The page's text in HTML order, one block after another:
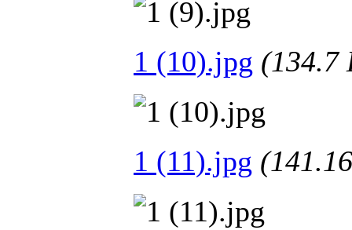
1 (10).jpg (134.7
1 (11).jpg